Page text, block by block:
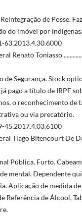
de Posse.
do imóvel por indígenas.
63.2013.4.30.6000
Renato Toniasso
de Segurança. Stock
pago a título de IRPF
o reconhecimento de
ou via precatório.
45.2017.4.03.6100
Tiago Bitencourt De
Pública. Furto.
mental. Dependente
Aplicação de medida
Referência de Álcool,